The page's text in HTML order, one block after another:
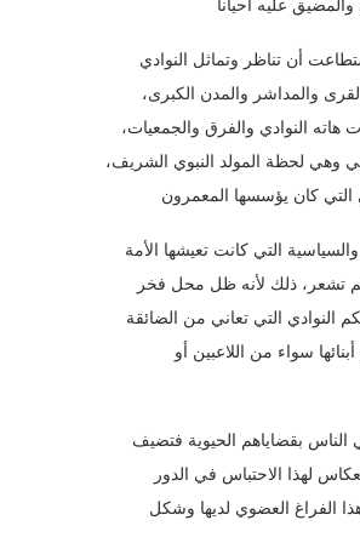
أن تناظر وتماثل النوادي
والمداشر والمدن الكبرى،
النوادي والفرق والجمعيات،
وهي لحظة المولد النبوي الشريف،
التي كانت تعيشها الأمة
لم تشعر، ذلك لأنه ظل محل فخر
التي تعاني من الضائقة
سواء من اللاعبين أو
بقضاياهم الحيوية فتضيف
لهذا الاحتباس في الدور
الفراغ العضوي لديها وشكل